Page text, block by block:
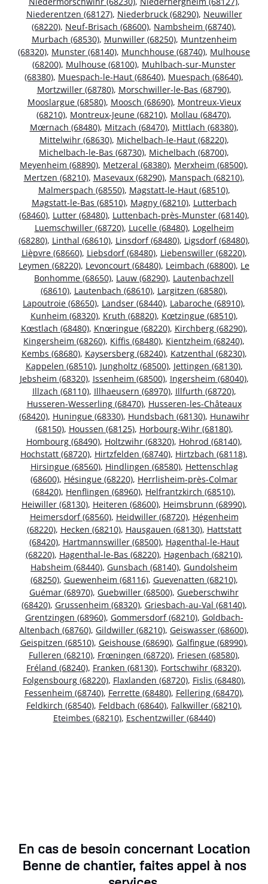
Niederentzen (68127), Niederbruck (68290), Neuwiller
(68220), Neuf-Brisach (68600), Nambsheim (68740),
Murbach (68530), Munwiller (68250), Muntzenheim
(68320), Munster (68140), Munchhouse (68740), Mulhouse
(68200), Mulhouse (68100), Muhlbach-sur-Munster
(68380), Muespach-le-Haut (68640), Muespach (68640),
Mortzwiller (68780), Morschwiller-le-Bas (68790),
Mooslargue (68580), Moosch (68690), Montreux-Vieux
(68210), Montreux-Jeune (68210), Mollau (68470),
Mœrnach (68480), Mitzach (68470), Mittlach (68380),
Mittelwihr (68630), Michelbach-le-Haut (68220),
Michelbach-le-Bas (68730), Michelbach (68700),
Meyenheim (68890), Metzeral (68380), Merxheim (68500),
Mertzen (68210), Masevaux (68290), Manspach (68210),
Malmerspach (68550), Magstatt-le-Haut (68510),
Magstatt-le-Bas (68510), Magny (68210), Lutterbach
(68460), Lutter (68480), Luttenbach-près-Munster (68140),
Luemschwiller (68720), Lucelle (68480), Logelheim
(68280), Linthal (68610), Linsdorf (68480), Ligsdorf (68480),
Lièpvre (68660), Liebsdorf (68480), Liebenswiller (68220),
Leymen (68220), Levoncourt (68480), Leimbach (68800), Le
Bonhomme (68650), Lauw (68290), Lautenbachzell
(68610), Lautenbach (68610), Largitzen (68580),
Lapoutroie (68650), Landser (68440), Labaroche (68910),
Kunheim (68320), Kruth (68820), Kœtzingue (68510),
Kœstlach (68480), Knœringue (68220), Kirchberg (68290),
Kingersheim (68260), Kiffis (68480), Kientzheim (68240),
Kembs (68680), Kaysersberg (68240), Katzenthal (68230),
Kappelen (68510), Jungholtz (68500), Jettingen (68130),
Jebsheim (68320), Issenheim (68500), Ingersheim (68040),
Illzach (68110), Illhaeusern (68970), Illfurth (68720),
Husseren-Wesserling (68470), Husseren-les-Châteaux
(68420), Huningue (68330), Hundsbach (68130), Hunawihr
(68150), Houssen (68125), Horbourg-Wihr (68180),
Hombourg (68490), Holtzwihr (68320), Hohrod (68140),
Hochstatt (68720), Hirtzfelden (68740), Hirtzbach (68118),
Hirsingue (68560), Hindlingen (68580), Hettenschlag
(68600), Hésingue (68220), Herrlisheim-près-Colmar
(68420), Henflingen (68960), Helfrantzkirch (68510),
Heiwiller (68130), Heiteren (68600), Heimsbrunn (68990),
Heimersdorf (68560), Heidwiller (68720), Hégenheim
(68220), Hecken (68210), Hausgauen (68130), Hattstatt
(68420), Hartmannswiller (68500), Hagenthal-le-Haut
(68220), Hagenthal-le-Bas (68220), Hagenbach (68210),
Habsheim (68440), Gunsbach (68140), Gundolsheim
(68250), Guewenheim (68116), Guevenatten (68210),
Guémar (68970), Guebwiller (68500), Gueberschwihr
(68420), Grussenheim (68320), Griesbach-au-Val (68140),
Grentzingen (68960), Gommersdorf (68210), Goldbach-
Altenbach (68760), Gildwiller (68210), Geiswasser (68600),
Geispitzen (68510), Geishouse (68690), Galfingue (68990),
Fulleren (68210), Frœningen (68720), Friesen (68580),
Fréland (68240), Franken (68130), Fortschwihr (68320),
Folgensbourg (68220), Flaxlanden (68720), Fislis (68480),
Fessenheim (68740), Ferrette (68480), Fellering (68470),
Feldkirch (68540), Feldbach (68640), Falkwiller (68210),
Eteimbes (68210), Eschentzwiller (68440)
En cas de besoin concernant Location
Benne de chantier, faites appel à nos